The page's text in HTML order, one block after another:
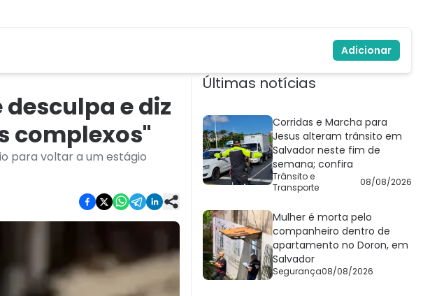
Adicionar
e diz
complexos"
para voltar a um estágio
Últimas notícias
Corridas e Marcha para
Jesus alteram trânsito em
Salvador neste fim de
semana; confira
Trânsito e
Transporte
08/08/2026
Mulher é morta pelo
companheiro dentro de
apartamento no Doron, em
Salvador
Segurança08/08/2026